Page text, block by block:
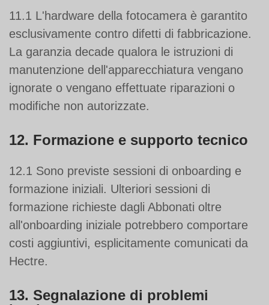
11.1 L'hardware della fotocamera è garantito
esclusivamente contro difetti di fabbricazione.
La garanzia decade qualora le istruzioni di
manutenzione dell'apparecchiatura vengano
ignorate o vengano effettuate riparazioni o
modifiche non autorizzate.
12. Formazione e supporto tecnico
12.1 Sono previste sessioni di onboarding e
formazione iniziali. Ulteriori sessioni di
formazione richieste dagli Abbonati oltre
all'onboarding iniziale potrebbero comportare
costi aggiuntivi, esplicitamente comunicati da
Hectre.
13. Segnalazione di problemi